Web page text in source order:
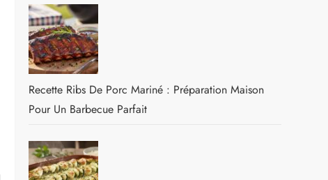
Recette Ribs De Porc Mariné : Préparation Maison
Pour Un Barbecue Parfait